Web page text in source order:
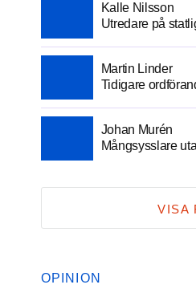
Kalle Nilsson
Utredare på
Martin Linder
Tidigare
Johan Murén
Mångsysslare
VISA
OPINION